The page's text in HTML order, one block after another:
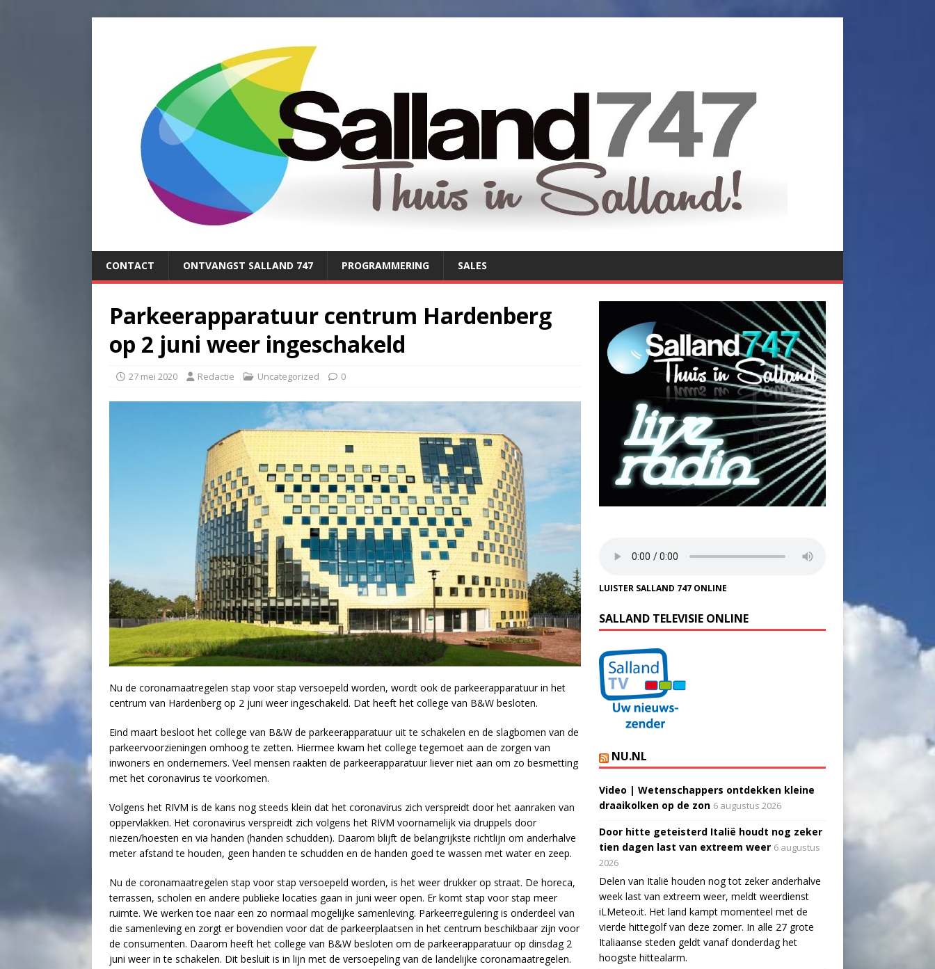
CONTACT ONTVANGST SALLAND 747 PROGRAMMERING SALES
Parkeerapparatuur centrum Hardenberg
op 2 juni weer ingeschakeld
27 mei 2020 Redactie Uncategorized 0
Nu de coronamaatregelen stap voor stap versoepeld worden, wordt ook de parkeerapparatuur in het
centrum van Hardenberg op 2 juni weer ingeschakeld. Dat heeft het college van B&W besloten.
Eind maart besloot het college van B&W de parkeerapparatuur uit te schakelen en de slagbomen van de
parkeervoorzieningen omhoog te zetten. Hiermee kwam het college tegemoet aan de zorgen van
inwoners en ondernemers. Veel mensen raakten de parkeerapparatuur liever niet aan om zo besmetting
met het coronavirus te voorkomen.
Volgens het RIVM is de kans nog steeds klein dat het coronavirus zich verspreidt door het aanraken van
oppervlakken. Het coronavirus verspreidt zich volgens het RIVM voornamelijk via druppels door
niezen/hoesten en via handen (handen schudden). Daarom blijft de belangrijkste richtlijn om anderhalve
meter afstand te houden, geen handen te schudden en de handen goed te wassen met water en zeep.
Nu de coronamaatregelen stap voor stap versoepeld worden, is het weer drukker op straat. De horeca,
terrassen, scholen en andere publieke locaties gaan in juni weer open. Er komt stap voor stap meer
ruimte. We werken toe naar een zo normaal mogelijke samenleving. Parkeerregulering is onderdeel van
die samenleving en zorgt er bovendien voor dat de parkeerplaatsen in het centrum beschikbaar zijn voor
de consumenten. Daarom heeft het college van B&W besloten om de parkeerapparatuur op dinsdag 2
juni weer in te schakelen. Dit besluit is in lijn met de versoepeling van de landelijke coronamaatregelen.
LUISTER SALLAND 747 ONLINE
SALLAND TELEVISIE ONLINE
NU.NL
Video | Wetenschappers ontdekken kleine
draaikolken op de zon 6 augustus 2026
Door hitte geteisterd Italië houdt nog zeker
tien dagen last van extreem weer 6 augustus
2026
Delen van Italië houden nog tot zeker anderhalve
week last van extreem weer, meldt weerdienst
iLMeteo.it. Het land kampt momenteel met de
vierde hittegolf van deze zomer. In alle 27 grote
Italiaanse steden geldt vanaf donderdag het
hoogste hittealarm.